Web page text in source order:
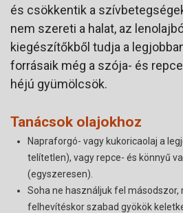
és csökkentik a
nem szereti a halat, az
kiegészítőkből tudja a
forrásaik még a szója- és
héjú gyümölcsök.
Tanácsok olajokhoz
Napraforgó- vagy kukoricaolaj a
telítetlen), vagy repce- és könnyű
(egyszeresen).
Soha ne használjuk fel másodszor,
felhevítéskor szabad gyökök